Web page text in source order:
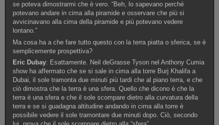
se poteva dimostrarmi che è vero. “Beh, lo sapevano perché
potevano andare in cima alla piramide e osservare che più si
avvicinavano alla cima della piramide e più potevano vedere
lontano.”
Ma cosa ha a che fare tutto questo con la terra piatta o sferica, se è
semplicemente prospettiva?
Eric Dubay: Esattamente. Neil deGrasse Tyson nel Anthony Cumia
show ha affermato che se si sale in cima alla torre Burj Khalifa a
Dubai, il sole tramonta due minuti più tardi che al piano terra, e che
ciò dimostra che la terra è una sfera. Quello che dicono è che la
terra è una sfera e che il sole scompare dietro alla curvatura della
terra e se si guadagna altitudine andando in cima alla torre è
possibile vedere il sole tramontare due minuti dopo. Ciò, secondo